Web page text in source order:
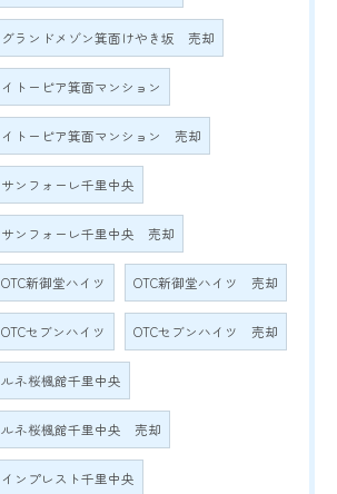
グランドメゾン箕面けやき坂 売却
イトーピア箕面マンション
イトーピア箕面マンション 売却
サンフォーレ千里中央
サンフォーレ千里中央 売却
OTC新御堂ハイツ OTC新御堂ハイツ 売却
OTCセブンハイツ OTCセブンハイツ 売却
ルネ桜楓館千里中央
ルネ桜楓館千里中央 売却
インプレスト千里中央